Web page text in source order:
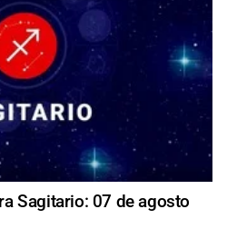
Sagitario: 07 de agosto